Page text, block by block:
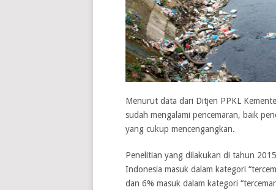
Menurut data dari Ditjen PPKL
sudah mengalami pencemaran, baik
yang cukup mencengangkan.
Penelitian yang dilakukan di tahun
Indonesia masuk dalam kategori
dan 6% masuk dalam kategori